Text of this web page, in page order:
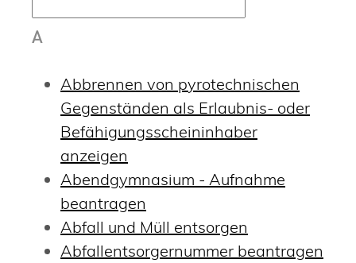
A
Abbrennen von pyrotechnischen
Gegenständen als Erlaubnis- oder
Befähigungsscheininhaber
anzeigen
Abendgymnasium - Aufnahme
beantragen
Abfall und Müll entsorgen
Abfallentsorgernummer beantragen